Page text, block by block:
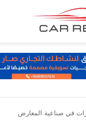
في صناعية المعارض